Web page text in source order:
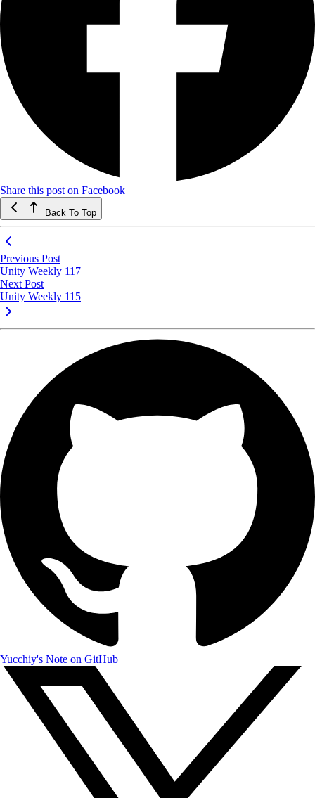
Share this post on Facebook
Back To Top
Previous Post
Unity Weekly 117
Next Post
Unity Weekly 115
Yucchiy's Note on GitHub